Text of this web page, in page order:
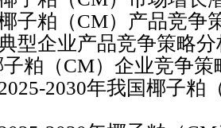
（CM）产品竞争策
业产品竞争策略分
（CM）企业竞争策
年我国椰子粕（